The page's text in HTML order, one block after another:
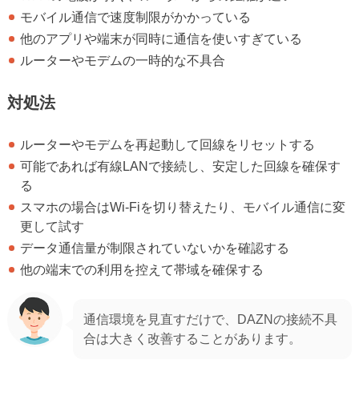
モバイル通信で速度制限がかかっている
他のアプリや端末が同時に通信を使いすぎている
ルーターやモデムの一時的な不具合
対処法
ルーターやモデムを再起動して回線をリセットする
可能であれば有線LANで接続し、安定した回線を確保す
る
スマホの場合はWi-Fiを切り替えたり、モバイル通信に変
更して試す
データ通信量が制限されていないかを確認する
他の端末での利用を控えて帯域を確保する
通信環境を見直すだけで、DAZNの接続不具
合は大きく改善することがあります。